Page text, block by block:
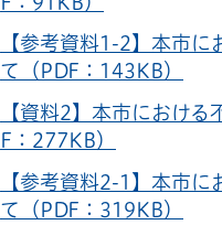
【参考資料1-2】本市に
て（PDF：143KB）
【資料2】本市におけ
F：277KB）
【参考資料2-1】本市に
て（PDF：319KB）